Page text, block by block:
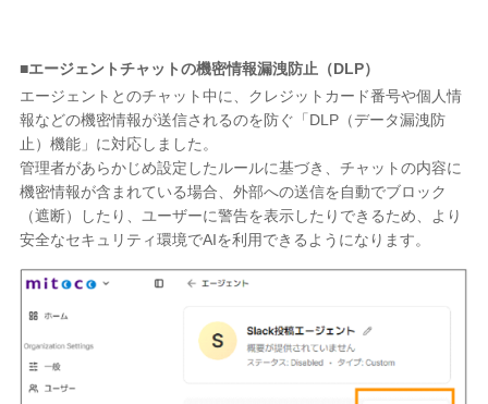
■エージェントチャットの機密情報漏洩防止（DLP）
エージェントとのチャット中に、クレジットカード番号や個人情
報などの機密情報が送信されるのを防ぐ「DLP（データ漏洩防
止）機能」に対応しました。
管理者があらかじめ設定したルールに基づき、チャットの内容に
機密情報が含まれている場合、外部への送信を自動でブロック
（遮断）したり、ユーザーに警告を表示したりできるため、より
安全なセキュリティ環境でAIを利用できるようになります。